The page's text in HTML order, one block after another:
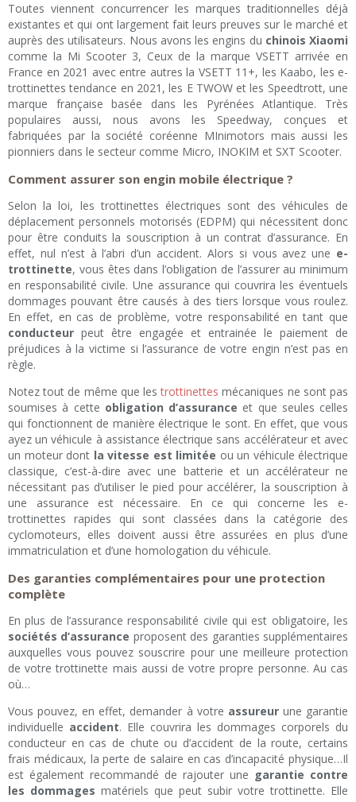
Toutes viennent concurrencer les marques traditionnelles déjà
existantes et qui ont largement fait leurs preuves sur le marché et
auprès des utilisateurs. Nous avons les engins du chinois Xiaomi
comme la Mi Scooter 3, Ceux de la marque VSETT arrivée en
France en 2021 avec entre autres la VSETT 11+, les Kaabo, les e-
trottinettes tendance en 2021, les E TWOW et les Speedtrott, une
marque française basée dans les Pyrénées Atlantique. Très
populaires aussi, nous avons les Speedway, conçues et
fabriquées par la société coréenne MInimotors mais aussi les
pionniers dans le secteur comme Micro, INOKIM et SXT Scooter.
Comment assurer son engin mobile électrique ?
Selon la loi, les trottinettes électriques sont des véhicules de
déplacement personnels motorisés (EDPM) qui nécessitent donc
pour être conduits la souscription à un contrat d’assurance. En
effet, nul n’est à l’abri d’un accident. Alors si vous avez une e-
trottinette, vous êtes dans l’obligation de l’assurer au minimum
en responsabilité civile. Une assurance qui couvrira les éventuels
dommages pouvant être causés à des tiers lorsque vous roulez.
En effet, en cas de problème, votre responsabilité en tant que
conducteur peut être engagée et entrainée le paiement de
préjudices à la victime si l’assurance de votre engin n’est pas en
règle.
Notez tout de même que lestrottinettes mécaniques ne sont pas
soumises à cette obligation d’assurance et que seules celles
qui fonctionnent de manière électrique le sont. En effet, que vous
ayez un véhicule à assistance électrique sans accélérateur et avec
un moteur dont la vitesse est limitée ou un véhicule électrique
classique, c’est-à-dire avec une batterie et un accélérateur ne
nécessitant pas d’utiliser le pied pour accélérer, la souscription à
une assurance est nécessaire. En ce qui concerne les e-
trottinettes rapides qui sont classées dans la catégorie des
cyclomoteurs, elles doivent aussi être assurées en plus d’une
immatriculation et d’une homologation du véhicule.
Des garanties complémentaires pour une protection
complète
En plus de l’assurance responsabilité civile qui est obligatoire, les
sociétés d’assurance proposent des garanties supplémentaires
auxquelles vous pouvez souscrire pour une meilleure protection
de votre trottinette mais aussi de votre propre personne. Au cas
où…
Vous pouvez, en effet, demander à votre assureurune garantie
individuelle accident. Elle couvrira les dommages corporels du
conducteur en cas de chute ou d’accident de la route, certains
frais médicaux, la perte de salaire en cas d’incapacité physique…Il
est également recommandé de rajouter une garantie contre
les dommages matériels que peut subir votre trottinette. Elle